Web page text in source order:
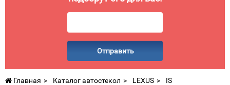
Отправить
Главная Каталог автостекол LEXUS IS